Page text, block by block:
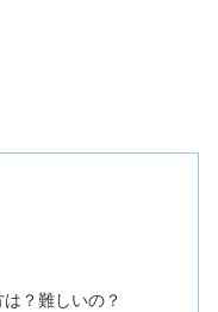
？難しいの？